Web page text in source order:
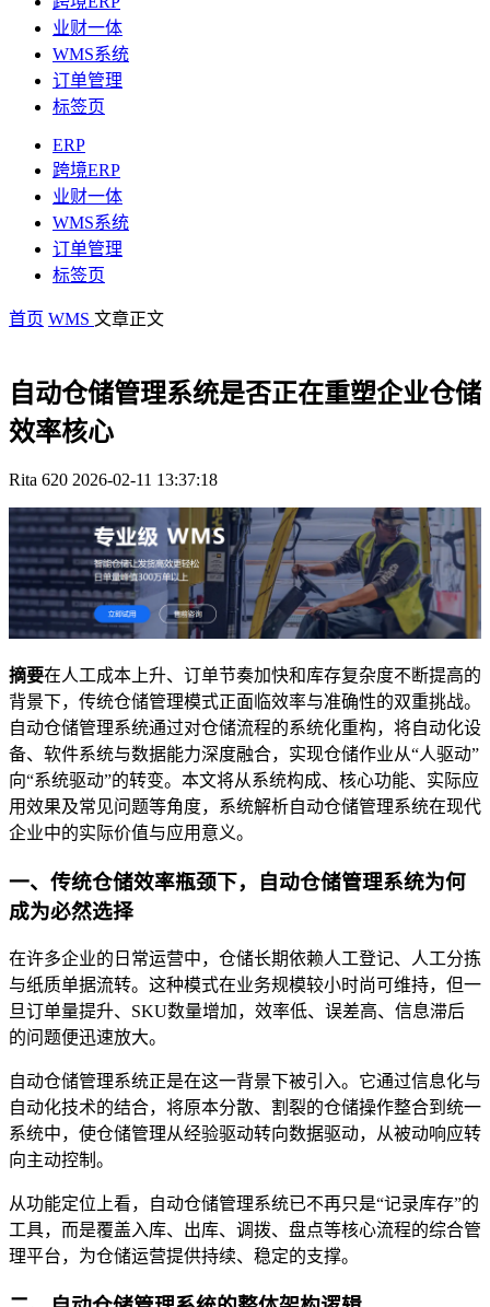
业财一体
WMS系统
订单管理
标签页
ERP
跨境ERP
业财一体
WMS系统
订单管理
标签页
首页 WMS 文章正文
自动仓储管理系统是否正在重塑企业仓储
效率核心
Rita 620 2026-02-11 13:37:18
摘要在人工成本上升、订单节奏加快和库存复杂度不断提高的
背景下，传统仓储管理模式正面临效率与准确性的双重挑战。
自动仓储管理系统通过对仓储流程的系统化重构，将自动化设
备、软件系统与数据能力深度融合，实现仓储作业从“人驱动”
向“系统驱动”的转变。本文将从系统构成、核心功能、实际应
用效果及常见问题等角度，系统解析自动仓储管理系统在现代
企业中的实际价值与应用意义。
一、传统仓储效率瓶颈下，自动仓储管理系统为何
成为必然选择
在许多企业的日常运营中，仓储长期依赖人工登记、人工分拣
与纸质单据流转。这种模式在业务规模较小时尚可维持，但一
旦订单量提升、SKU数量增加，效率低、误差高、信息滞后
的问题便迅速放大。
自动仓储管理系统正是在这一背景下被引入。它通过信息化与
自动化技术的结合，将原本分散、割裂的仓储操作整合到统一
系统中，使仓储管理从经验驱动转向数据驱动，从被动响应转
向主动控制。
从功能定位上看，自动仓储管理系统已不再只是“记录库存”的
工具，而是覆盖入库、出库、调拨、盘点等核心流程的综合管
理平台，为仓储运营提供持续、稳定的支撑。